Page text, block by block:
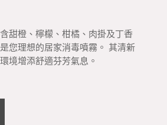
甜橙、檸檬、柑橘、肉掛及丁香
您理想的居家消毒噴霧。 其清新
境增添舒適芬芳氣息。